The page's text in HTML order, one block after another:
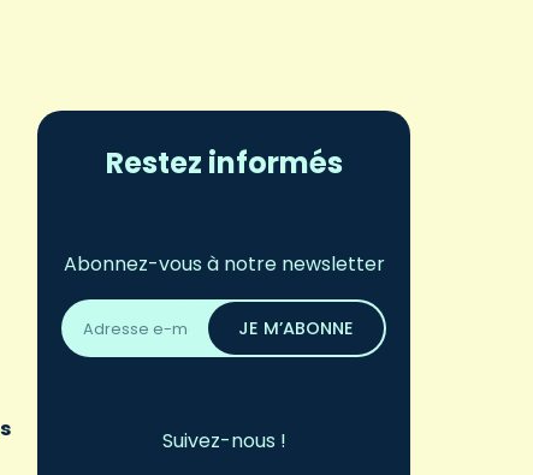
Restez informés
Abonnez-vous à notre newsletter
Adresse
email
*
JE M’ABONNE
Suivez-nous !